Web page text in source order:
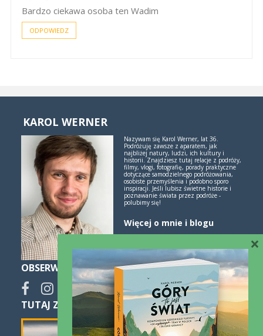
Bardzo ciekawa osoba ten Wadim
ODPOWIEDZ
KAROL WERNER
Nazywam się Karol Werner, lat 36.
Podróżuję zawsze z aparatem, jak
najbliżej natury, ludzi, ich kultury i
historii. Znajdziesz tutaj relacje z podróży,
filmy, vlogi, fotografię, porady praktyczne
dotyczące samodzielnego podróżowania,
osobiste przemyślenia i podobno sporo
inspiracji. Jeśli lubisz świetne historie i
poznawanie świata przez podróże -
polubimy się!
Więcej o mnie i blogu
OBSERWUJ
TUTAJ ZNAJDZIESZ SPOKO NOCLEGI:
×